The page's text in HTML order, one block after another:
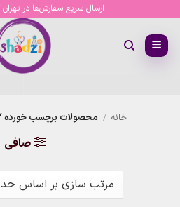
content
ارسال سریع سفارش‌ها در
خانه / محصولات برچسب خورده
صافی